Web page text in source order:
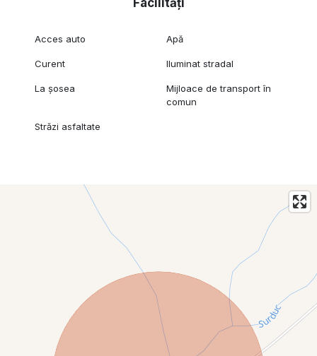
Acces auto Apă
Curent Iluminat stradal
La șosea
Mijloace de transport în
comun
Străzi asfaltate